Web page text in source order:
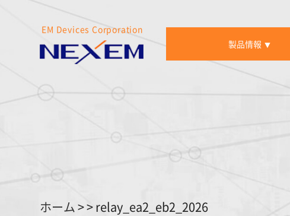
EM Devices Corporation
製品情報 ▼
ホーム>>relay_ea2_eb2_2026